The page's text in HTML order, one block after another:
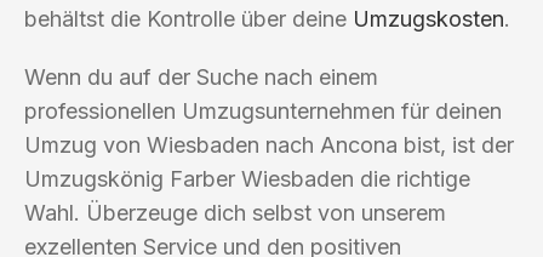
behältst die Kontrolle über deine Umzugskosten.
Wenn du auf der Suche nach einem
professionellen Umzugsunternehmen für deinen
Umzug von Wiesbaden nach Ancona bist, ist der
Umzugskönig Farber Wiesbaden die richtige
Wahl. Überzeuge dich selbst von unserem
exzellenten Service und den positiven